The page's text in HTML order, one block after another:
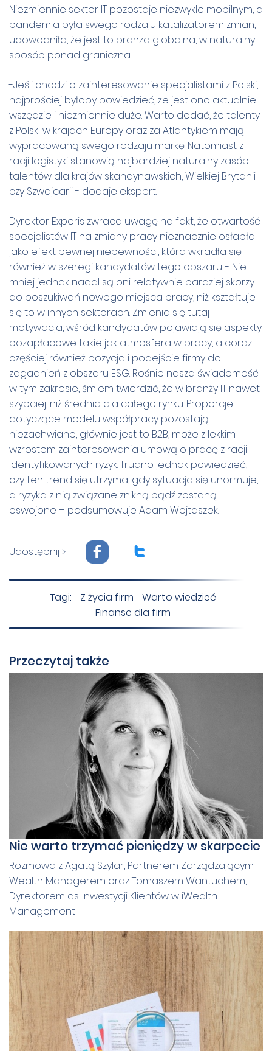
Niezmiennie sektor IT pozostaje niezwykle mobilnym, a
pandemia była swego rodzaju katalizatorem zmian,
udowodniła, że jest to branża globalna, w naturalny
sposób ponad graniczna.
-Jeśli chodzi o zainteresowanie specjalistami z Polski,
najprościej byłoby powiedzieć, że jest ono aktualnie
wszędzie i niezmiennie duże. Warto dodać, że talenty
z Polski w krajach Europy oraz za Atlantykiem mają
wypracowaną swego rodzaju markę. Natomiast z
racji logistyki stanowią najbardziej naturalny zasób
talentów dla krajów skandynawskich, Wielkiej Brytanii
czy Szwajcarii - dodaje ekspert.
Dyrektor Experis zwraca uwagę na fakt, że otwartość
specjalistów IT na zmiany pracy nieznacznie osłabła
jako efekt pewnej niepewności, która wkradła się
również w szeregi kandydatów tego obszaru. - Nie
mniej jednak nadal są oni relatywnie bardziej skorzy
do poszukiwań nowego miejsca pracy, niż kształtuje
się to w innych sektorach. Zmienia się tutaj
motywacja, wśród kandydatów pojawiają się aspekty
pozapłacowe takie jak atmosfera w pracy, a coraz
częściej również pozycja i podejście firmy do
zagadnień z obszaru ESG. Rośnie nasza świadomość
w tym zakresie, śmiem twierdzić, że w branży IT nawet
szybciej, niż średnia dla całego rynku. Proporcje
dotyczące modelu współpracy pozostają
niezachwiane, głównie jest to B2B, może z lekkim
wzrostem zainteresowania umową o pracę z racji
identyfikowanych ryzyk. Trudno jednak powiedzieć,
czy ten trend się utrzyma, gdy sytuacja się unormuje,
a ryzyka z nią związane znikną bądź zostaną
oswojone – podsumowuje Adam Wojtaszek.
Udostępnij > F T
Tagi: Z życia firm
Warto wiedzieć
Finanse dla firm
Przeczytaj także
Nie warto trzymać pieniędzy w skarpecie
Rozmowa z Agatą Szylar, Partnerem Zarządzającym i
Wealth Managerem oraz Tomaszem Wantuchem,
Dyrektorem ds. Inwestycji Klientów w iWealth
Management